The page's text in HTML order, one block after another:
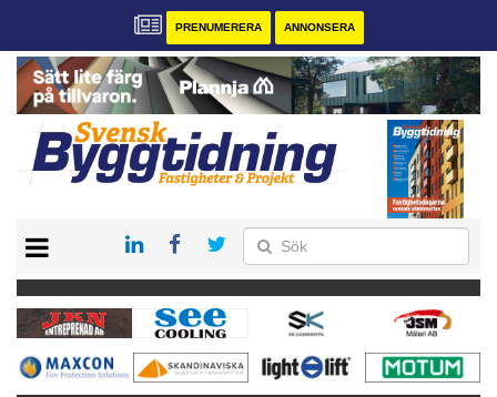
PRENUMERERA ANNONSERA
PRENUMERERA
VÅRA ANDRA MAGASIN
ANNONSERA